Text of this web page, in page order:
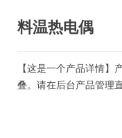
料温热电偶
【这是一个产品详情
叠。请在后台产品管理